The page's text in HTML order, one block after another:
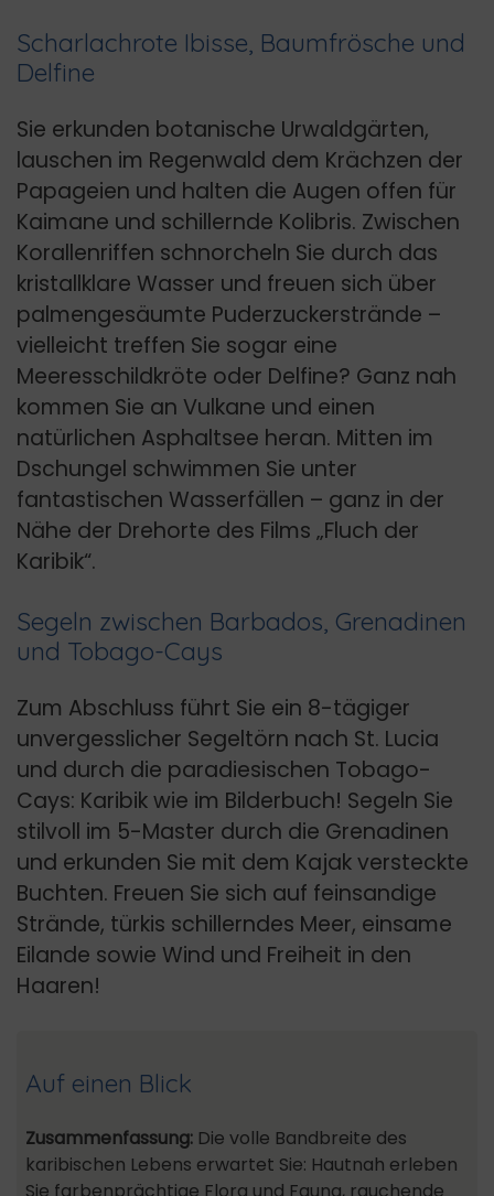
Scharlachrote Ibisse, Baumfrösche und
Delfine
Sie erkunden botanische Urwaldgärten,
lauschen im Regenwald dem Krächzen der
Papageien und halten die Augen offen für
Kaimane und schillernde Kolibris. Zwischen
Korallenriffen schnorcheln Sie durch das
kristallklare Wasser und freuen sich über
palmengesäumte Puderzuckerstrände –
vielleicht treffen Sie sogar eine
Meeresschildkröte oder Delfine? Ganz nah
kommen Sie an Vulkane und einen
natürlichen Asphaltsee heran. Mitten im
Dschungel schwimmen Sie unter
fantastischen Wasserfällen – ganz in der
Nähe der Drehorte des Films „Fluch der
Karibik“.
Segeln zwischen Barbados, Grenadinen
und Tobago-Cays
Zum Abschluss führt Sie ein 8-tägiger
unvergesslicher Segeltörn nach St. Lucia
und durch die paradiesischen Tobago-
Cays: Karibik wie im Bilderbuch! Segeln Sie
stilvoll im 5-Master durch die Grenadinen
und erkunden Sie mit dem Kajak versteckte
Buchten. Freuen Sie sich auf feinsandige
Strände, türkis schillerndes Meer, einsame
Eilande sowie Wind und Freiheit in den
Haaren!
Auf einen Blick
Zusammenfassung: Die volle Bandbreite des
karibischen Lebens erwartet Sie: Hautnah erleben
Sie farbenprächtige Flora und Fauna, rauchende